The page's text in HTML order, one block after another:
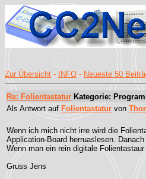
Zur Übersicht - INFO - Neueste 50
Re: Folientastatur Kategorie:
Als Antwort auf Folientastatur von
Wenn ich mich nicht irre wird die
Application-Board herruaslesen.
Wenn man ein rein digitale
Gruss Jens